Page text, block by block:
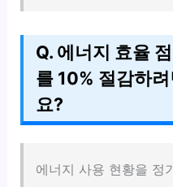
Q. 에너지 효율
를 10% 절감하
요?
에너지 사용 현황을 정